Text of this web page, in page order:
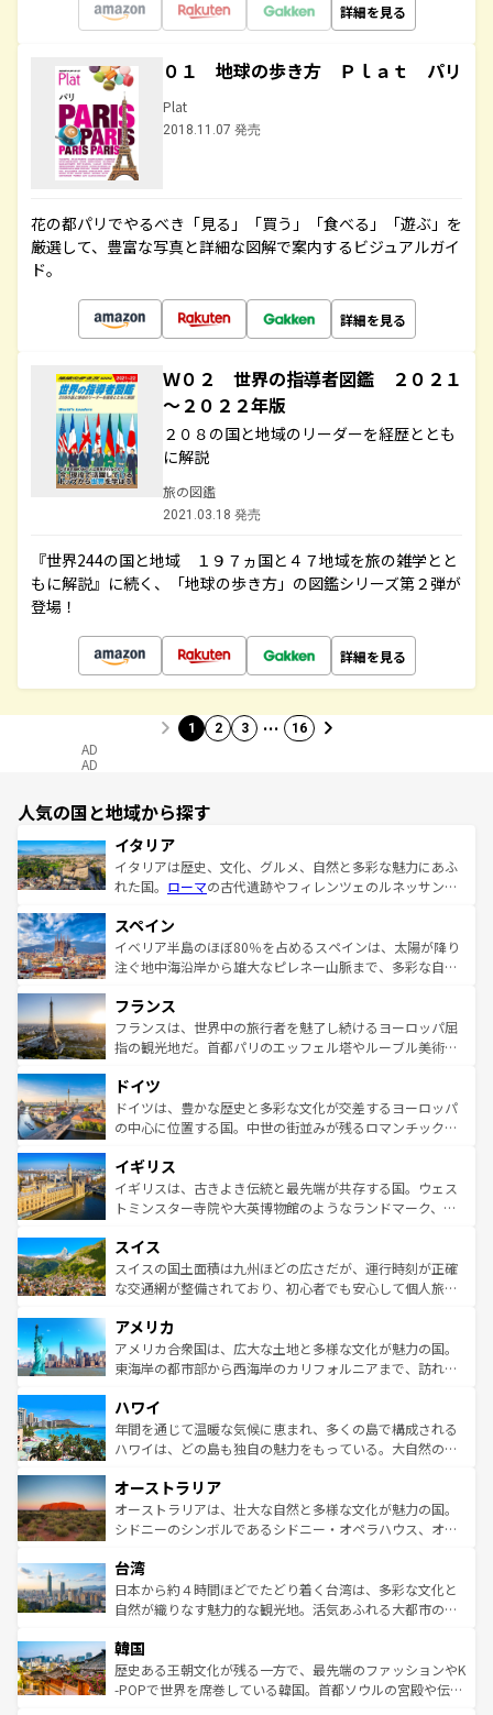
詳細を見る
０１ 地球の歩き方 Ｐｌａｔ パリ
Plat
2018.11.07 発売
花の都パリでやるべき「見る」「買う」「食べる」「遊ぶ」を
厳選して、豊富な写真と詳細な図解で案内するビジュアルガイ
ド。
詳細を見る
Ｗ０２ 世界の指導者図鑑 ２０２１
～２０２２年版
２０８の国と地域のリーダーを経歴ととも
に解説
旅の図鑑
2021.03.18 発売
『世界244の国と地域 １９７ヵ国と４７地域を旅の雑学とと
もに解説』に続く、「地球の歩き方」の図鑑シリーズ第２弾が
登場！
詳細を見る
1 2 3 … 16
AD
AD
人気の国と地域から探す
イタリア
イタリアは歴史、文化、グルメ、自然と多彩な魅力にあふ
れた国。 ローマの古代遺跡やフィレンツェのルネッサンス
ろん、トスカーナの美しい田園風景やアマルフィ海岸の絶
景など、自然景観も見逃せない。観光の合間には、本場の
ピザやパスタなど、絶品のイタリア料理を堪能することも
ませてくれるイタリアで、忘れられない旅をしてみよう！
なお、新着のイタリア情報はコンテンツ一覧 を参照してほ
しい。
スペイン
イベリア半島のほぼ80％を占めるスペインは、太陽が降り
注ぐ地中海沿岸から雄大なピレネー山脈まで、多彩な自然
文化が根付くこの国では、情熱的なフラメンコ、熱気あふ
れる闘牛、そして美味しいタパスが生活の一部となってい
る。首都マドリードの洗練された雰囲気や、バルセロナの
の城塞都市、穏やかなビーチリゾートまで多彩な表情を見
せる。地方によって風土や気候が異なるスペインはその個
性で訪れる人を魅了する。 なお、新着のスペイン情報はコ
フランス
フランスは、世界中の旅行者を魅了し続けるヨーロッパ屈
指の観光地だ。首都パリのエッフェル塔やルーブル美術館
で、幅広い魅力が詰まっている。華麗な宮殿、歴史的な大
聖堂、美しいビーチ、そして豊かな自然が、訪れる者を心
から魅了する。また、フランスは美食の国としても知ら
いる。シャンパンの発祥地であるランス、プロヴァンスの
香り高いラベンダー畑など、多彩な楽しみ方が可能だ。さ
らに、パリ以外の地域にも魅力が溢れており、どの街角に
れる地方に足を運ぶとそれぞれで全く異なる文化を体験で
きるだろう。 なお、新着のフランス情報はコンテンツ一覧
を参照してほしい。
ドイツ
ドイツは、豊かな歴史と多彩な文化が交差するヨーロッパ
の中心に位置する国。中世の街並みが残るロマンチック街
顔を持つこの国は、どこを歩いても飽きることがない。ベ
ルリンの文化的活気、バイエルン州のアルプスの絶景、そ
してライン川沿いのワイン畑といった風景は必見。ビール
は、お酒好きな人にはぜひ体験してほしい。 なお、新着の
ドイツ情報はコンテンツ一覧を参照してほしい。
イギリス
イギリスは、古きよき伝統と最先端が共存する国。ウェス
トミンスター寺院や大英博物館のようなランドマーク、歴
リアごとに異なる魅力がある。また、優雅なアフタヌーン
ティー、ビール好きにはたまらない英国パブ、サッカー観
戦など、本場だからこそできる体験も豊富。イギリスを旅
ンツ一覧を参照してほしい。
スイス
スイスの国土面積は九州ほどの広さだが、運行時刻が正確
な交通網が整備されており、初心者でも安心して個人旅行
の建物がそのまま残る町や、スイスならではのユニークな
博物館もあり、アルプス観光だけでなく町歩きも満喫する
ことができる。国民の所得が高いため物価も高いが、旅行
ば市内交通費無料で観光を楽しむこともできる。 なお、新
着のスイス情報はコンテンツ一覧 を参照してほしい。
アメリカ
アメリカ合衆国は、広大な土地と多様な文化が魅力の国。
東海岸の都市部から西海岸のカリフォルニアまで、訪れる
のような巨大都市は、観光、ショッピング、エンターテイ
ンメントが詰まった刺激的なスポットだ。一方、アメリカ
西部には大自然が広がり、グランドキャニオンやイエロー
部のニューオーリンズでは、音楽と美食が融合した独特の
文化が魅力。旅行者はアメリカの各地域で異なる魅力を楽
しみながら、その多様性と豊かな歴史を感じることができ
ならではの贅沢な旅のスタイルだ。 なお、新着のアメリカ
情報はコンテンツ一覧を参照してほしい。
ハワイ
年間を通じて温暖な気候に恵まれ、多くの島で構成される
ハワイは、どの島も独自の魅力をもっている。大自然の神
ワイ島は見逃せない。また、定番の観光地といえばオアフ
島だが、静かな自然を求めるならマウイ島やカウアイ島が
おすすめ。エメラルドグリーンに輝く海をはじめ、豊かな
れるおもてなしの心で訪れる人々を迎えてくれるハワイの
人々、おいしいローカルフードやハワイアンミュージッ
ク、伝統的なフラダンスなど、すべてがハワイの魅力を彩
ワイを、存分に味わってほしい。 なお、新着のハワイ情報
はコンテンツ一覧を参照してほしい。
オーストラリア
オーストラリアは、壮大な自然と多様な文化が魅力の国。
シドニーのシンボルであるシドニー・オペラハウス、オー
リアリーフや大陸中央部にそびえるウルル（エアーズロッ
ク）、タスマニアの美しい原生林やケアンズの熱帯雨林な
ど、見どころがたくさん。また、カフェやワイン、オージ
いる。アクティビティも充実しており、サーフィンやダイ
ビング、ハイキングなど、アウトドア好きにはたまらな
い。オーストラリアの多彩な魅力を存分に味わいつくそ
台湾
日本から約４時間ほどでたどり着く台湾は、多彩な文化と
自然が織りなす魅力的な観光地。活気あふれる大都市の台
ン）、静ひつな山岳地帯である台湾東部など、都市の喧騒
と山間の静けさが共存しており、訪れる人に新しい発見と
驚きをもたらしてくれる。また、奥深い台湾の食文化も魅
韓国
歴史ある王朝文化が残る一方で、最先端のファッションやK
-POPで世界を席巻している韓国。首都ソウルの宮殿や伝統